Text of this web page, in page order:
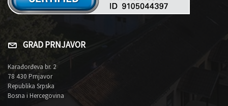
GRAD PRNJAVOR
Karađorđeva br. 2
78 430 Prnjavor
Republika Srpska
Bosna i Hercegovina